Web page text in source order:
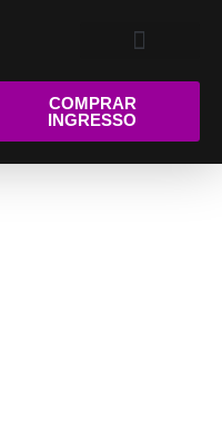
COMPRAR
INGRESSO